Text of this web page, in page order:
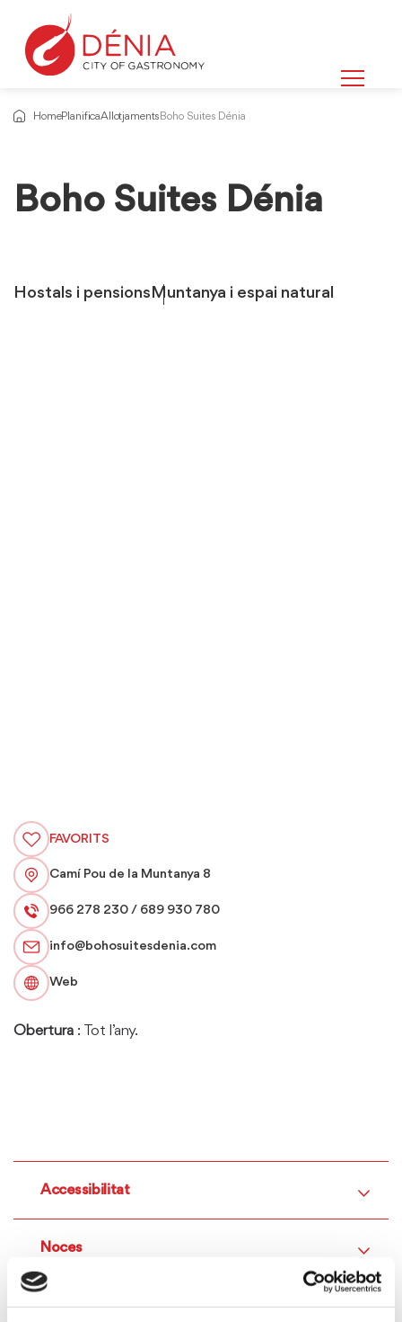
HomePlanificaAllotjaments Boho Suites Dénia
Boho Suites Dénia
Hostals i pensionsMuntanya i espai natural
FAVORITS
Camí Pou de la Muntanya 8
966 278 230 / 689 930 780
info@bohosuitesdenia.com
Web
Obertura : Tot l’any.
Accessibilitat
Noces
Serveis